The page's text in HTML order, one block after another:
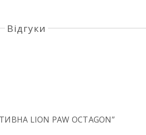
Відгуки
LION PAW OCTAGON”